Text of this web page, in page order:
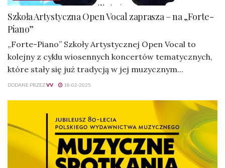
Szkoła Artystyczna Open Vocal zaprasza – na „Forte-
Piano”
„Forte-Piano” Szkoły Artystycznej Open Vocal to
kolejny z cyklu wiosennych koncertów tematycznych,
które stały się już tradycją w jej muzycznym...
DODANE PRZEZVV 18-02-2025